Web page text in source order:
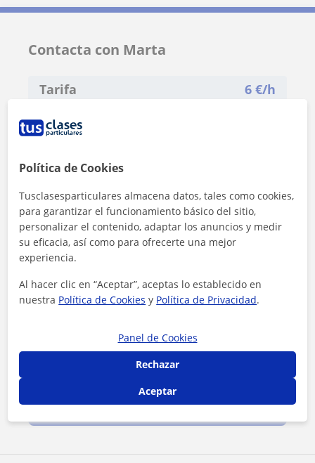
Contacta con Marta
Tarifa 6 €/h
1ª clase gratis
Al hacer clic, aceptas nuestroaviso legal
Contactar ahora
Política de Cookies
Tusclasesparticulares almacena datos, tales como cookies,
para garantizar el funcionamiento básico del sitio,
personalizar el contenido, adaptar los anuncios y medir
su eficacia, así como para ofrecerte una mejor
experiencia.
Al hacer clic en “Aceptar”, aceptas lo establecido en
nuestra Política de Cookies y Política de Privacidad.
Panel de Cookies
Rechazar
Aceptar